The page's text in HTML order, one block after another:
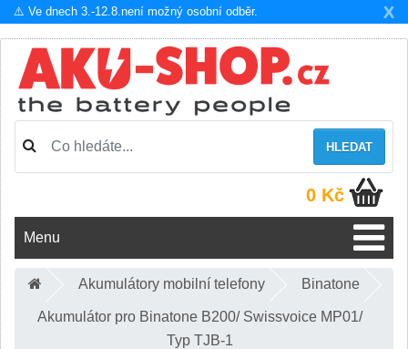
X
⚠️ Ve dnech 3.-12.8.není možný osobní odběr.
HLEDAT
0 Kč
Menu
Akumulátory mobilní telefony Binatone
Akumulátor pro Binatone B200/ Swissvoice MP01/
Typ TJB-1